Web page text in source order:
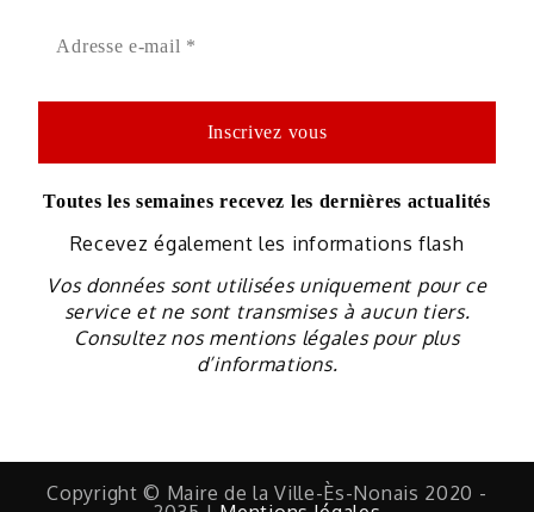
Toutes les semaines recevez les dernières actualités
Recevez également les informations flash
Vos données sont utilisées uniquement pour ce
service et ne sont transmises à aucun tiers.
Consultez nos mentions légales pour plus
d’informations.
Copyright © Maire de la Ville-Ès-Nonais 2020 -